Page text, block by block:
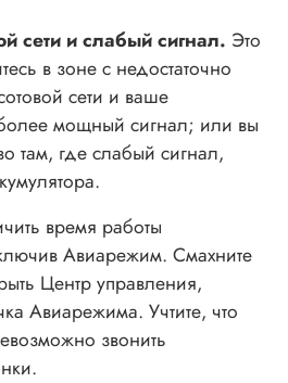
сети и слабый сигнал. Это
в зоне с недостаточно
сети и ваше
мощный сигнал; или вы
там, где слабый сигнал,
время работы
Авиарежим. Смахните
Центр управления,
Авиарежима. Учтите, что
звонить